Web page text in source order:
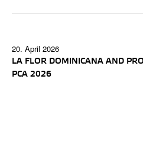
20. April 2026
LA FLOR DOMINICANA AND
PCA 2026